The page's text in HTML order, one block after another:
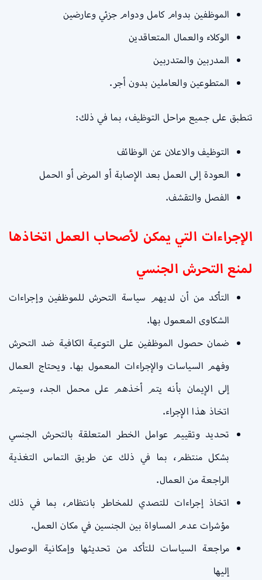
الموظفين بدوام كامل ودوام جزئي وعارضين
الوكلاء والعمال المتعاقدين
المدربين والمتدربين
المتطوعين والعاملين بدون أجر.
تنطبق على جميع مراحل التوظيف، بما في ذلك:
التوظيف والاعلان عن الوظائف
العودة إلى العمل بعد الإصابة أو المرض أو الحمل
الفصل والتقشف.
الإجراءات التي يمكن لأصحاب العمل اتخاذها
لمنع التحرش الجنسي
التأكد من أن لديهم سياسة التحرش للموظفين وإجراءات
الشكاوى المعمول بها.
ضمان حصول الموظفين على التوعية الكافية ضد التحرش
وفهم السياسات والإجراءات المعمول بها. ويحتاج العمال
إلى الإيمان بأنه يتم أخذهم على محمل الجد، وسيتم
اتخاذ هذا الإجراء.
تحديد وتقييم عوامل الخطر المتعلقة بالتحرش الجنسي
بشكل منتظم، بما في ذلك عن طريق التماس التغذية
الراجعة من العمال.
اتخاذ إجراءات للتصدي للمخاطر بانتظام، بما في ذلك
مؤشرات عدم المساواة بين الجنسين في مكان العمل.
مراجعة السياسات للتأكد من تحديثها وإمكانية الوصول
إليها